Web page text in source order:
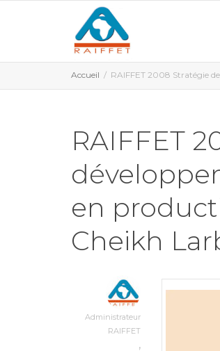
Accueil RAIFFET 2008 Stratégie
RAIFFET
en
Cheikh
Administrateur
RAIFFET
,